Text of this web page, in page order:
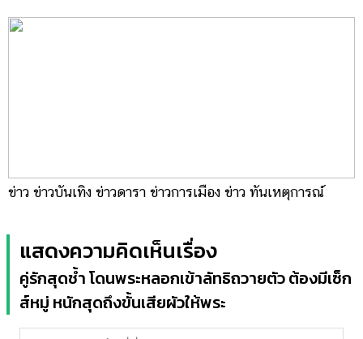
ข่าว ข่าวบันเทิง ข่าวดารา ข่าวการเมือง ข่าว ทันเหตุการณ์
แสดงความคิดเห็นเรื่อง
คู่รักสุดช้ำ โดนพระหลอกเข้าลัทธิถวายตัว ต้องมีเซ็ก
ส์หมู่ หนักสุดถึงขั้นเสียผัวให้พระ